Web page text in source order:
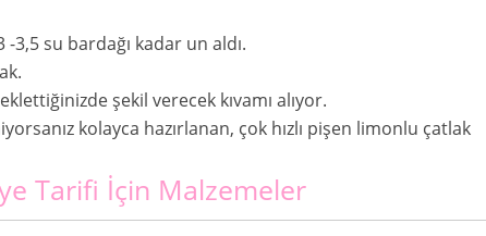
su bardağı kadar un aldı.
şekil verecek kıvamı alıyor.
kolayca hazırlanan, çok hızlı pişen limonlu çatlak
Tarifi İçin Malzemeler